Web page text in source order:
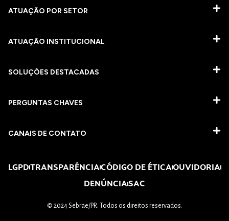
ATUAÇÃO POR SETOR
ATUAÇÃO INSTITUCIONAL
SOLUÇÕES DESTACADAS
PERGUNTAS CHAVES​
CANAIS DE CONTATO
LGPDTRANSPARÊNCIACÓDIGO DE ÉTICAOUVIDORIA
DENÚNCIASAC
© 2024 Sebrae/PR. Todos os direitos reservados.